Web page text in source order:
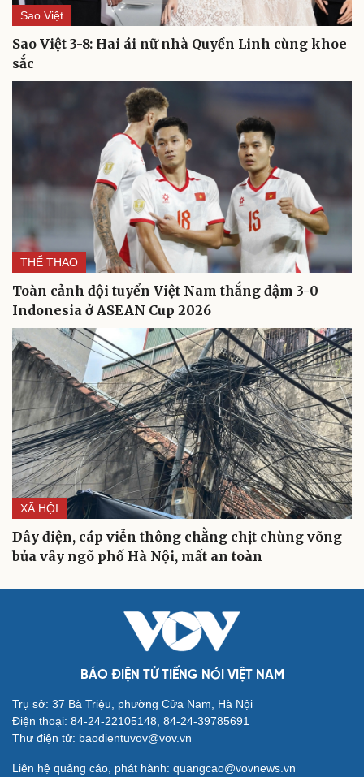
Săn Tour
check-in
Đọc truyện đêm khuya
Cửa sổ tình yêu
Kể chuyện cho bé
Sao Việt
Sao Việt 3-8: Hai ái nữ nhà Quyền Linh cùng khoe
sắc
THỂ THAO
Toàn cảnh đội tuyển Việt Nam thắng đậm 3-0
Indonesia ở ASEAN Cup 2026
XÃ HỘI
Dây điện, cáp viễn thông chằng chịt chùng võng
bủa vây ngõ phố Hà Nội, mất an toàn
BÁO ĐIỆN TỬ TIẾNG NÓI VIỆT NAM
Trụ sở: 37 Bà Triệu, phường Cửa Nam, Hà Nội
Điện thoại: 84-24-22105148, 84-24-39785691
Thư điện tử: baodientuvov@vov.vn
Liên hệ quảng cáo, phát hành: quangcao@vovnews.vn